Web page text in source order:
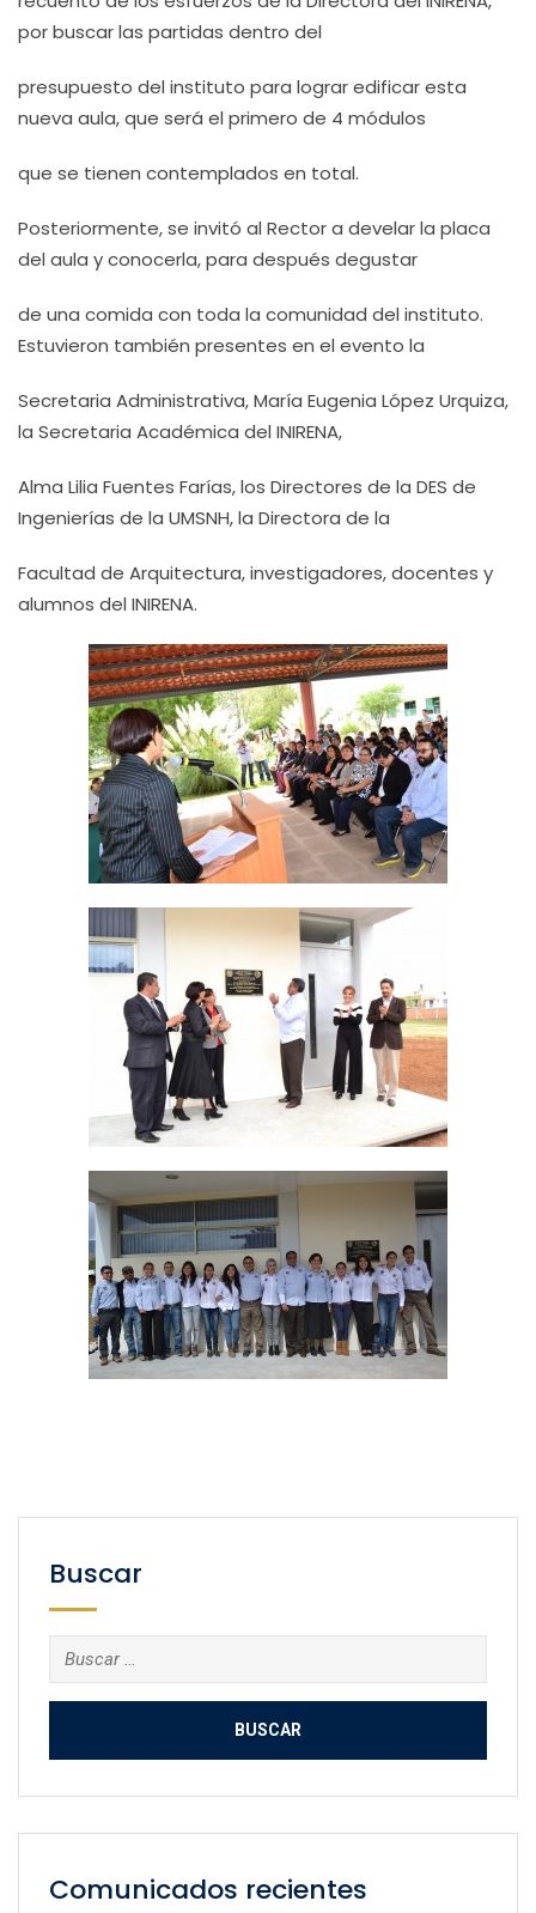
por buscar las partidas dentro del
presupuesto del instituto para lograr edificar esta
nueva aula, que será el primero de 4 módulos
que se tienen contemplados en total.
Posteriormente, se invitó al Rector a develar la placa
del aula y conocerla, para después degustar
de una comida con toda la comunidad del instituto.
Estuvieron también presentes en el evento la
Secretaria Administrativa, María Eugenia López Urquiza,
la Secretaria Académica del INIRENA,
Alma Lilia Fuentes Farías, los Directores de la DES de
Ingenierías de la UMSNH, la Directora de la
Facultad de Arquitectura, investigadores, docentes y
alumnos del INIRENA.
Buscar
Buscar:
Comunicados recientes